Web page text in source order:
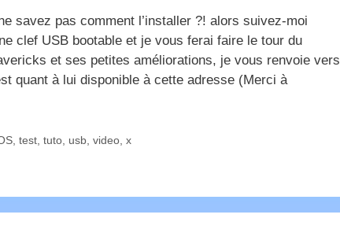
savez pas comment l’installer ?! alors suivez-moi
clef USB bootable et je vous ferai faire le tour du
et ses petites améliorations, je vous renvoie vers
quant à lui disponible à cette adresse (Merci à
, test, tuto, usb, video, x